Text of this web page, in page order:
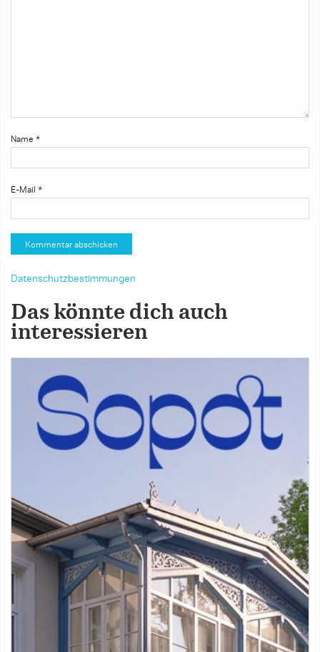
Name *
E-Mail *
Datenschutzbestimmungen
Das könnte dich auch
interessieren